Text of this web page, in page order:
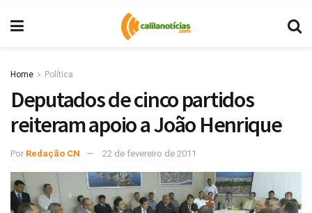
Home Política
Deputados de cinco partidos
reiteram apoio a João Henrique
Por Redação CN 22 de fevereiro de 2011